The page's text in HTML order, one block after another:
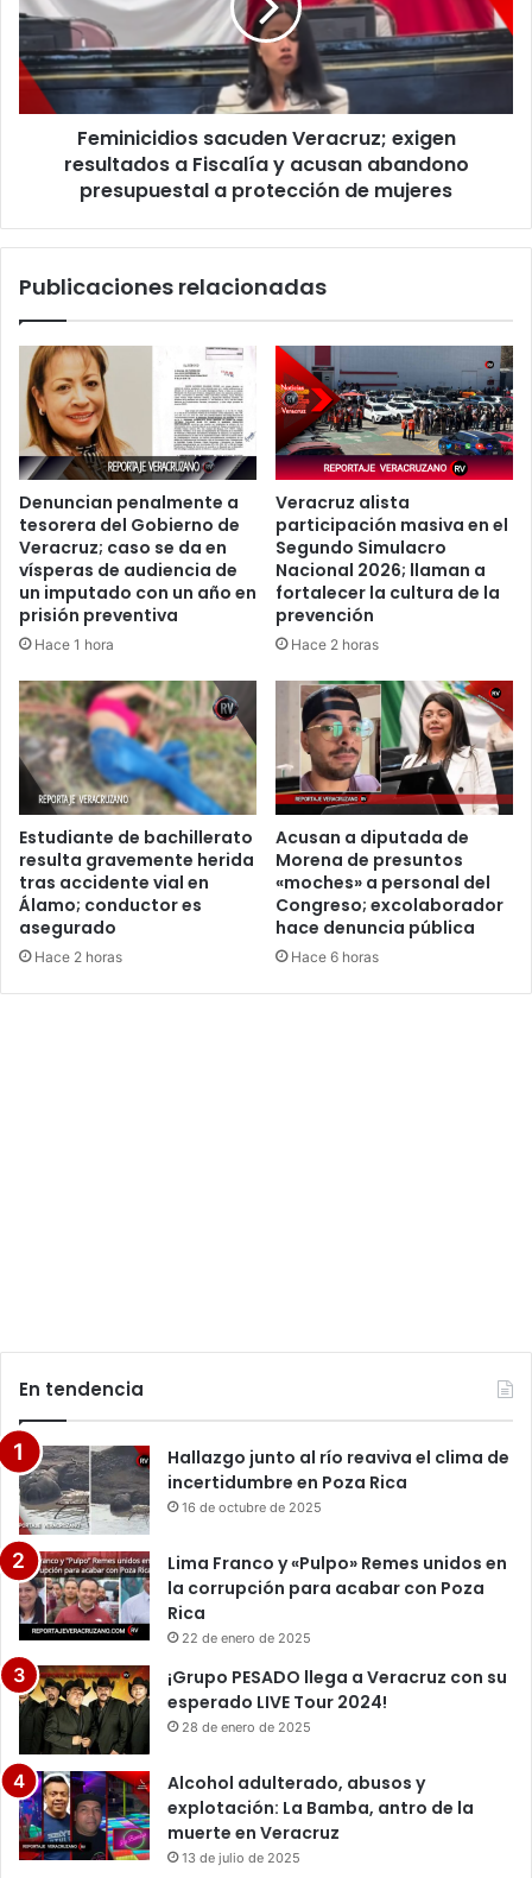
resultados
a
Fiscalía
y
acusan
abandono
presupuestal
de
Feminicidios sacuden Veracruz; exigen
resultados a Fiscalía y acusan abandono
presupuestal a protección de mujeres
Publicaciones relacionadas
Denuncian penalmente a
tesorera del Gobierno de
Veracruz; caso se da en
vísperas de audiencia de
un imputado con un año en
prisión preventiva
Hace 1 hora
Veracruz alista
participación masiva en el
Segundo Simulacro
Nacional 2026; llaman a
fortalecer la cultura de la
prevención
Hace 2 horas
Estudiante de bachillerato
resulta gravemente herida
tras accidente vial en
Álamo; conductor es
asegurado
Hace 2 horas
Acusan a diputada de
Morena de presuntos
«moches» a personal del
Congreso; excolaborador
hace denuncia pública
Hace 6 horas
En tendencia
Hallazgo junto al río reaviva el clima de
incertidumbre en Poza Rica
16 de octubre de 2025
Lima Franco y «Pulpo» Remes unidos en
la corrupción para acabar con Poza
Rica
22 de enero de 2025
¡Grupo PESADO llega a Veracruz con su
esperado LIVE Tour 2024!
28 de enero de 2025
Alcohol adulterado, abusos y
explotación: La Bamba, antro de la
muerte en Veracruz
13 de julio de 2025